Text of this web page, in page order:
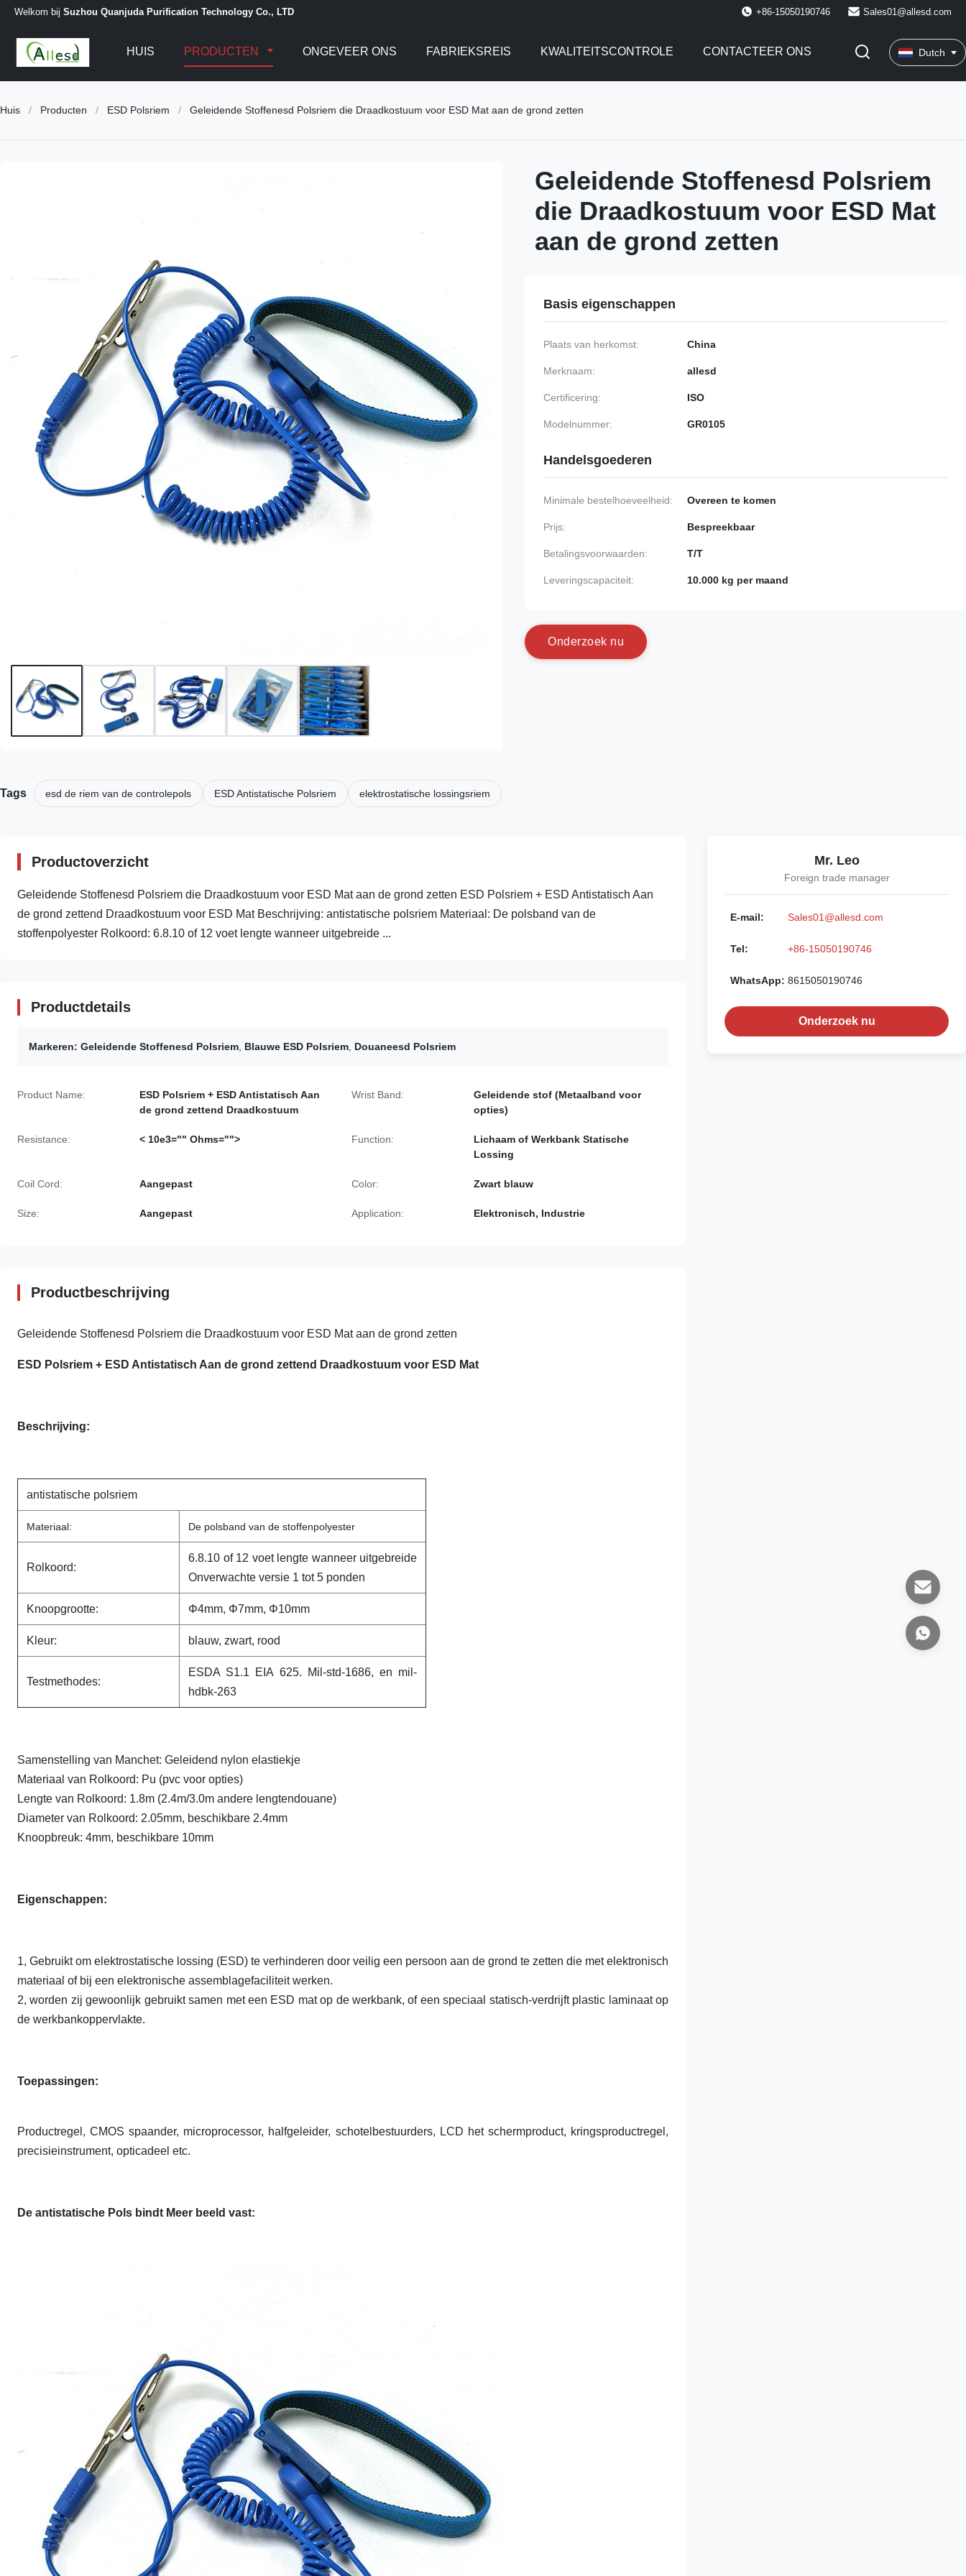
Welkom bij Suzhou Quanjuda Purification Technology Co., LTD +86-15050190746 Sales01@allesd.com
HUIS PRODUCTEN ONGEVEER ONS FABRIEKSREIS KWALITEITSCONTROLE CONTACTEER ONS Dutch
Huis / Producten / ESD Polsriem / Geleidende Stoffenesd Polsriem die Draadkostuum voor ESD Mat aan de grond zetten
Geleidende Stoffenesd Polsriem
die Draadkostuum voor ESD Mat
aan de grond zetten
Basis eigenschappen
Plaats van herkomst: China
Merknaam: allesd
Certificering: ISO
Modelnummer: GR0105
Handelsgoederen
Minimale bestelhoeveelheid: Overeen te komen
Prijs: Bespreekbaar
Betalingsvoorwaarden: T/T
Leveringscapaciteit: 10.000 kg per maand
Onderzoek nu
Tags esd de riem van de controlepols ESD Antistatische Polsriem elektrostatische lossingsriem
Productoverzicht
Geleidende Stoffenesd Polsriem die Draadkostuum voor ESD Mat aan de grond zetten ESD Polsriem + ESD Antistatisch Aan
de grond zettend Draadkostuum voor ESD Mat Beschrijving: antistatische polsriem Materiaal: De polsband van de
stoffenpolyester Rolkoord: 6.8.10 of 12 voet lengte wanneer uitgebreide ...
Productdetails
Markeren: Geleidende Stoffenesd Polsriem Blauwe ESD Polsriem Douaneesd Polsriem
Product Name:
ESD Polsriem + ESD Antistatisch Aan
de grond zettend Draadkostuum
Wrist Band:
Geleidende stof (Metaalband voor
opties)
Resistance: < 10e3="" Ohms=""> Function:
Lichaam of Werkbank Statische
Lossing
Coil Cord: Aangepast Color: Zwart blauw
Size: Aangepast Application: Elektronisch, Industrie
Productbeschrijving
Geleidende Stoffenesd Polsriem die Draadkostuum voor ESD Mat aan de grond zetten
ESD Polsriem + ESD Antistatisch Aan de grond zettend Draadkostuum voor ESD Mat
Beschrijving:
antistatische polsriem
Materiaal: De polsband van de stoffenpolyester
Rolkoord:
6.8.10 of 12 voet lengte wanneer uitgebreide
Onverwachte versie 1 tot 5 ponden
Knoopgrootte: Φ4mm, Φ7mm, Φ10mm
Kleur: blauw, zwart, rood
Testmethodes:
ESDA S1.1 EIA 625. Mil-std-1686, en mil-
hdbk-263
Samenstelling van Manchet: Geleidend nylon elastiekje
Materiaal van Rolkoord: Pu (pvc voor opties)
Lengte van Rolkoord: 1.8m (2.4m/3.0m andere lengtendouane)
Diameter van Rolkoord: 2.05mm, beschikbare 2.4mm
Knoopbreuk: 4mm, beschikbare 10mm
Eigenschappen:
1, Gebruikt om elektrostatische lossing (ESD) te verhinderen door veilig een persoon aan de grond te zetten die met elektronisch
materiaal of bij een elektronische assemblagefaciliteit werken.
2, worden zij gewoonlijk gebruikt samen met een ESD mat op de werkbank, of een speciaal statisch-verdrijft plastic laminaat op
de werkbankoppervlakte.
Toepassingen:
Productregel, CMOS spaander, microprocessor, halfgeleider, schotelbestuurders, LCD het schermproduct, kringsproductregel,
precisieinstrument, opticadeel etc.
De antistatische Pols bindt Meer beeld vast:
Mr. Leo
Foreign trade manager
E-mail: Sales01@allesd.com
Tel: +86-15050190746
WhatsApp: 8615050190746
Onderzoek nu